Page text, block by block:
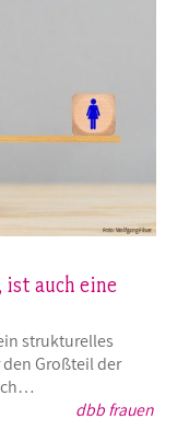
dbb frauen
auch eine
strukturelles
Großteil der